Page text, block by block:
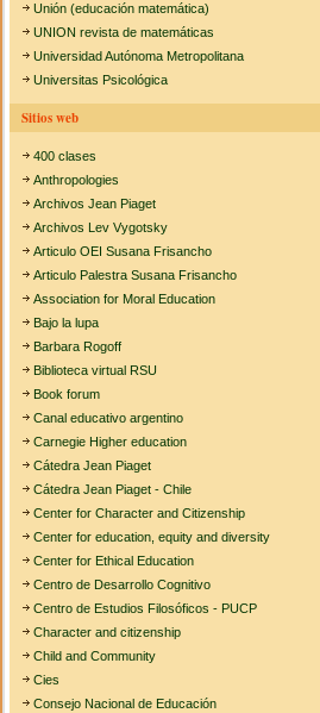
Unión (educación matemática)
UNION revista de matemáticas
Universidad Autónoma Metropolitana
Universitas Psicológica
Sitios web
400 clases
Anthropologies
Archivos Jean Piaget
Archivos Lev Vygotsky
Articulo OEI Susana Frisancho
Articulo Palestra Susana Frisancho
Association for Moral Education
Bajo la lupa
Barbara Rogoff
Biblioteca virtual RSU
Book forum
Canal educativo argentino
Carnegie Higher education
Cátedra Jean Piaget
Cátedra Jean Piaget - Chile
Center for Character and Citizenship
Center for education, equity and diversity
Center for Ethical Education
Centro de Desarrollo Cognitivo
Centro de Estudios Filosóficos - PUCP
Character and citizenship
Child and Community
Cies
Consejo Nacional de Educación